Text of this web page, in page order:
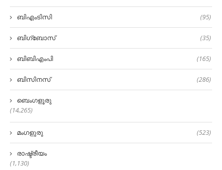
ബിഎംടിസി (95)
ബിഗ്‌ബോസ് (35)
ബിബിഎംപി (165)
ബിസിനസ് (286)
ബെംഗളൂരു
(14,265)
മംഗളുരു (523)
രാഷ്ട്രീയം
(1,130)